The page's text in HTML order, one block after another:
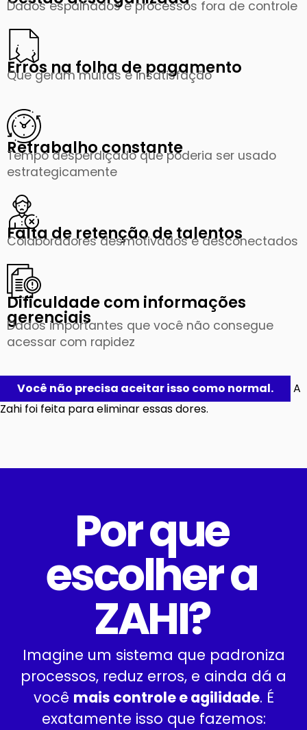
Dados espalhados e processos fora de controle
Erros na folha de pagamento
Que geram multas e insatisfação
Retrabalho constante
Tempo desperdiçado que poderia ser usado
estrategicamente
Falta de retenção de talentos
Colaboradores desmotivados e desconectados
Dificuldade com informações
gerenciais
Dados importantes que você não consegue
acessar com rapidez
Você não precisa aceitar isso como normal.
A
Zahi foi feita para eliminar essas dores.
Por que
escolher a
ZAHI?
Imagine um sistema que padroniza
processos, reduz erros, e ainda dá a
você mais controle e agilidade. É
exatamente isso que fazemos: